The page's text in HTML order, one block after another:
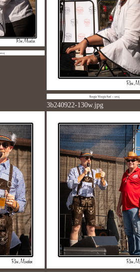
3b240922-130w.jpg